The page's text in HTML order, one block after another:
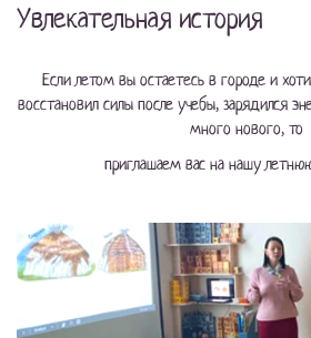
Увлекательная история
Если летом вы остаетесь в городе и
восстановил силы после учебы, зарядился
много нового, то
приглашаем вас на нашу